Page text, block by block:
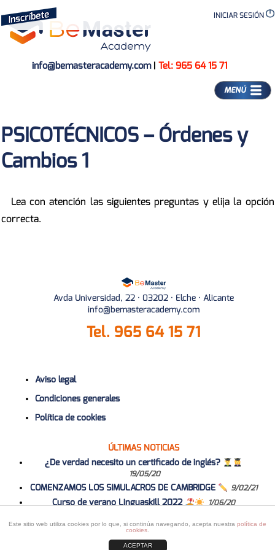
INICIAR SESIÓN
info@bemasteracademy.com| Tel: 965 64 15 71
MENÚ
PSICOTÉCNICOS – Órdenes y
Cambios 1
Lea con atención las siguientes preguntas y elija la opción
correcta.
Este sitio web utiliza cookies por lo que, si continúa navegando, acepta nuestra política de
cookies
ACEPTAR
Avda Universidad, 22 · 03202 · Elche · Alicante
info@bemasteracademy.com
Tel. 965 64 15 71
Aviso legal
Condiciones generales
Política de cookies
ÚLTIMAS NOTICIAS
¿De verdad necesito un certificado de inglés?
19/05/20
COMENZAMOS LOS SIMULACROS DE CAMBRIDGE 9/02/21
Curso de verano Linguaskill 2022 1/06/20